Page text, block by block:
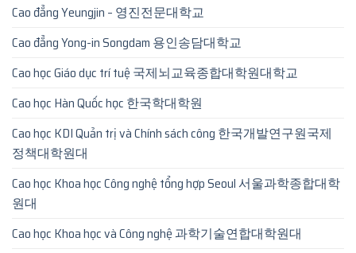
Cao đẳng Yeungjin – 영진전문대학교
Cao đẳng Yong-in Songdam 용인송담대학교
Cao học Giáo dục trí tuệ 국제뇌교육종합대학원대학교
Cao học Hàn Quốc học 한국학대학원
Cao học KDI Quản trị và Chính sách công 한국개발연구원국제
정책대학원대
Cao học Khoa học Công nghệ tổng hợp Seoul 서울과학종합대학
원대
Cao học Khoa học và Công nghệ 과학기술연합대학원대